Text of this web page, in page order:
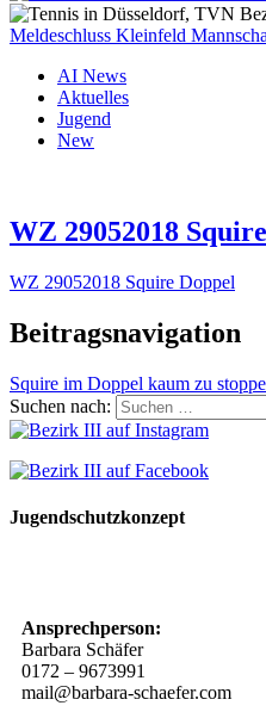
Meldeschluss Kleinfeld
AI News
Aktuelles
Jugend
New
WZ 29052018
WZ 29052018 Squire Doppel
Beitragsnavigation
Squire im Doppel kaum zu
Suchen nach:
Jugendschutzkonzept
Ansprechperson:
Barbara Schäfer
0172 – 9673991
mail@barbara-schaefer.com